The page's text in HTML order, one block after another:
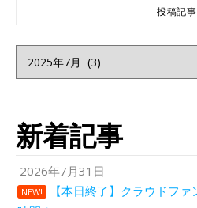
投稿記事
新着記事
2026年7月31日
NEW!
【本日終了】クラウドフ